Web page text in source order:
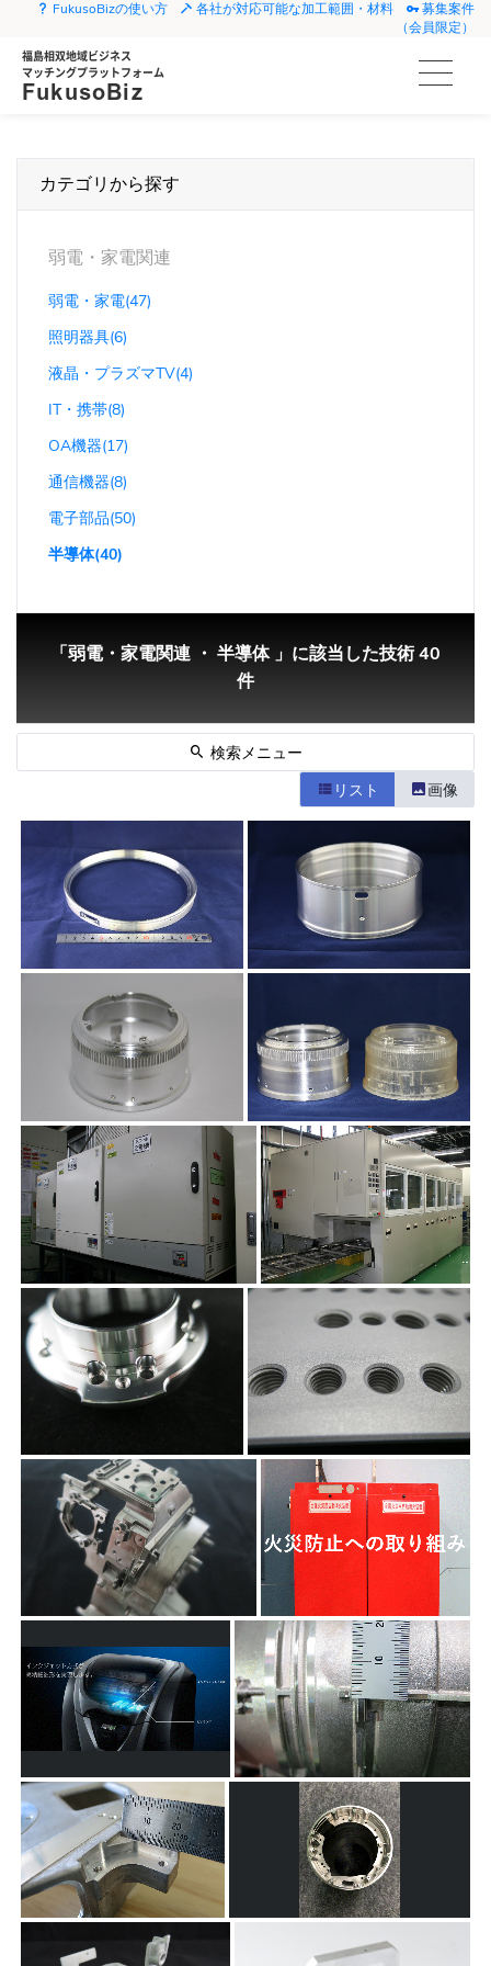
FukusoBizの使い方 各社が対応可能な加工範囲・材料
募集案件
（会員限定）
福島相双地域ビジネス
マッチングプラットフォーム
FukusoBiz
カテゴリから探す
弱電・家電関連
弱電・家電(47)
照明器具(6)
液晶・プラズマTV(4)
IT・携帯(8)
OA機器(17)
通信機器(8)
電子部品(50)
半導体(40)
「弱電・家電関連 ・ 半導体 」に該当した技術 40
件
検索メニュー
リスト
画像